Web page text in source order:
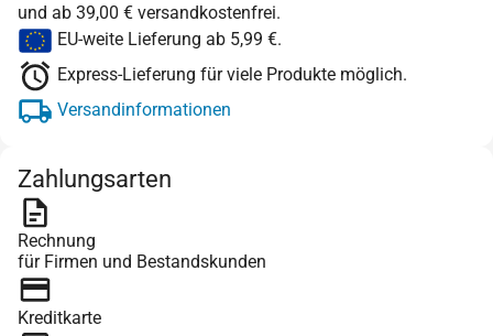
und ab 39,00 € versandkostenfrei.
EU-weite Lieferung ab 5,99 €.
Express-Lieferung für viele Produkte möglich.
Versandinformationen
Zahlungsarten
Rechnung
für Firmen und Bestandskunden
Kreditkarte